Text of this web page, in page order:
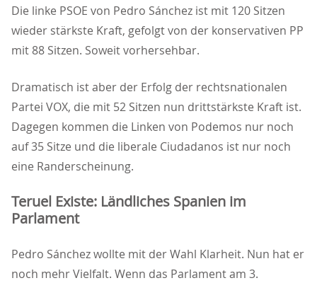
Die linke PSOE von Pedro Sánchez ist mit 120 Sitzen
wieder stärkste Kraft, gefolgt von der konservativen PP
mit 88 Sitzen. Soweit vorhersehbar.
Dramatisch ist aber der Erfolg der rechtsnationalen
Partei VOX, die mit 52 Sitzen nun drittstärkste Kraft ist.
Dagegen kommen die Linken von Podemos nur noch
auf 35 Sitze und die liberale Ciudadanos ist nur noch
eine Randerscheinung.
Teruel Existe: Ländliches Spanien im
Parlament
Pedro Sánchez wollte mit der Wahl Klarheit. Nun hat er
noch mehr Vielfalt. Wenn das Parlament am 3.